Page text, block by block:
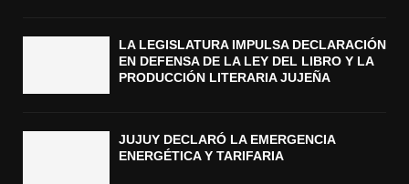
LA LEGISLATURA IMPULSA DECLARACIÓN
EN DEFENSA DE LA LEY DEL LIBRO Y LA
PRODUCCIÓN LITERARIA JUJEÑA
JUJUY DECLARÓ LA EMERGENCIA
ENERGÉTICA Y TARIFARIA